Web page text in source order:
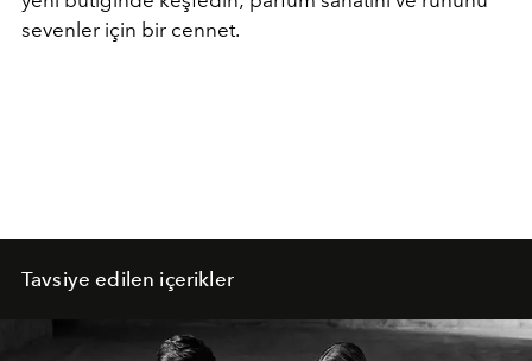
sevenler için bir cennet.
Tavsiye edilen içerikler